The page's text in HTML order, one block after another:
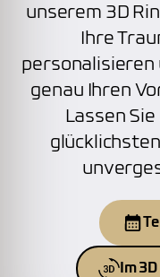
unserem 3D
Ihre
personalisieren
genau Ihren
Lassen
Im